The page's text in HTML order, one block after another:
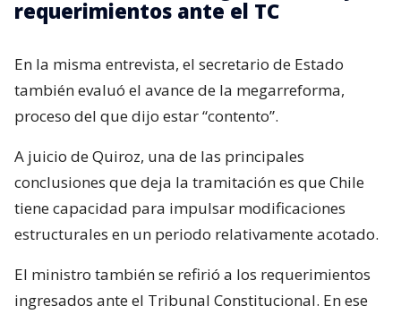
requerimientos ante el TC
En la misma entrevista, el secretario de Estado
también evaluó el avance de la megarreforma,
proceso del que dijo estar “contento”.
A juicio de Quiroz, una de las principales
conclusiones que deja la tramitación es que Chile
tiene capacidad para impulsar modificaciones
estructurales en un periodo relativamente acotado.
El ministro también se refirió a los requerimientos
ingresados ante el Tribunal Constitucional. En ese